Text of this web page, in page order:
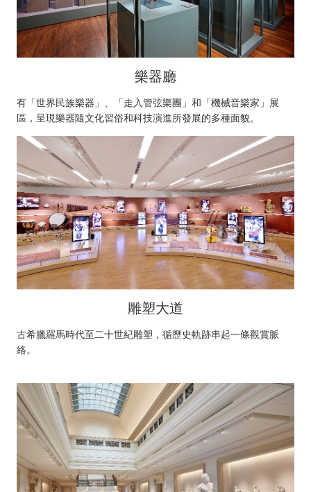
樂器廳
有「世界民族樂器」、「走入管弦樂團」和「機械音樂家」展
區，呈現樂器隨文化習俗和科技演進所發展的多種面貌。
雕塑大道
古希臘羅馬時代至二十世紀雕塑，循歷史軌跡串起一條觀賞脈
絡。